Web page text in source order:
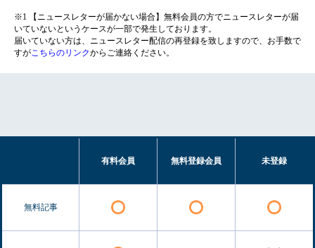
※1 【ニュースレターが届かない場合】無料会員の方でニュースレターが届
いていないというケースが一部で発生しております。
届いていない方は、ニュースレター配信の再登録を致しますので、お手数で
すがこちらのリンクからご連絡ください。
有料会員 無料登録会員 未登録
無料記事